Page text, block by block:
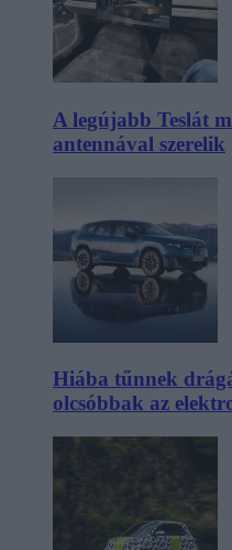
A legújabb Teslát
antennával szerelik
Hiába tűnnek
olcsóbbak az